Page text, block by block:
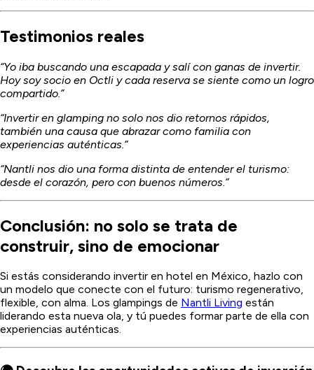
Testimonios reales
“Yo iba buscando una escapada y salí con ganas de invertir.
Hoy soy socio en Octli y cada reserva se siente como un logro
compartido.”
“Invertir en glamping no solo nos dio retornos rápidos,
también una causa que abrazar como familia con
experiencias auténticas.”
“Nantli nos dio una forma distinta de entender el turismo:
desde el corazón, pero con buenos números.”
Conclusión: no solo se trata de
construir, sino de emocionar
Si estás considerando invertir en hotel en México, hazlo con
un modelo que conecte con el futuro: turismo regenerativo,
flexible, con alma. Los glampings de Nantli Living están
liderando esta nueva ola, y tú puedes formar parte de ella con
experiencias auténticas.